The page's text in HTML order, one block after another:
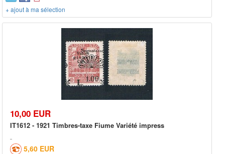
+ ajout à ma sélection
10,00 EUR
IT1612 - 1921 Timbres-taxe Fiume Variété impress
5,60 EUR